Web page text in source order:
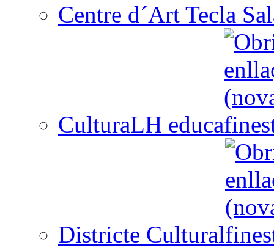
Centre d´Art Tecla
CulturaLH educa
Districte Cultural